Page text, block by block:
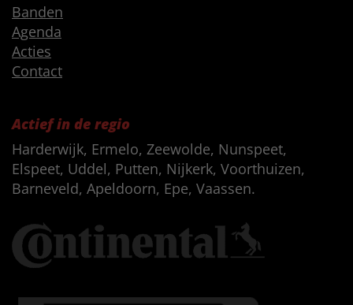
Banden
Agenda
Acties
Contact
Actief in de regio
Harderwijk, Ermelo, Zeewolde, Nunspeet,
Elspeet, Uddel, Putten, Nijkerk, Voorthuizen,
Barneveld, Apeldoorn, Epe, Vaassen.